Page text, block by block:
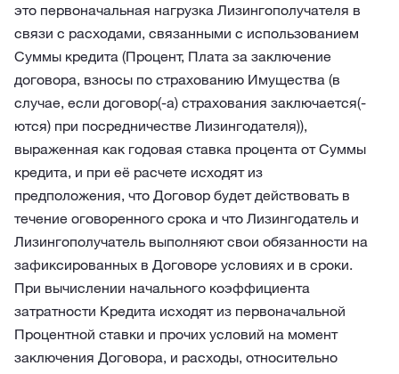
это первоначальная нагрузка Лизингополучателя в
связи с расходами, связанными с использованием
Суммы кредита (Процент, Плата за заключение
договора, взносы по страхованию Имущества (в
случае, если договор(-а) страхования заключается(-
ются) при посредничестве Лизингодателя)),
выраженная как годовая ставка процента от Суммы
кредита, и при её расчете исходят из
предположения, что Договор будет действовать в
течение оговоренного срока и что Лизингодатель и
Лизингополучатель выполняют свои обязанности на
зафиксированных в Договоре условиях и в сроки.
При вычислении начального коэффициента
затратности Кредита исходят из первоначальной
Процентной ставки и прочих условий на момент
заключения Договора, и расходы, относительно